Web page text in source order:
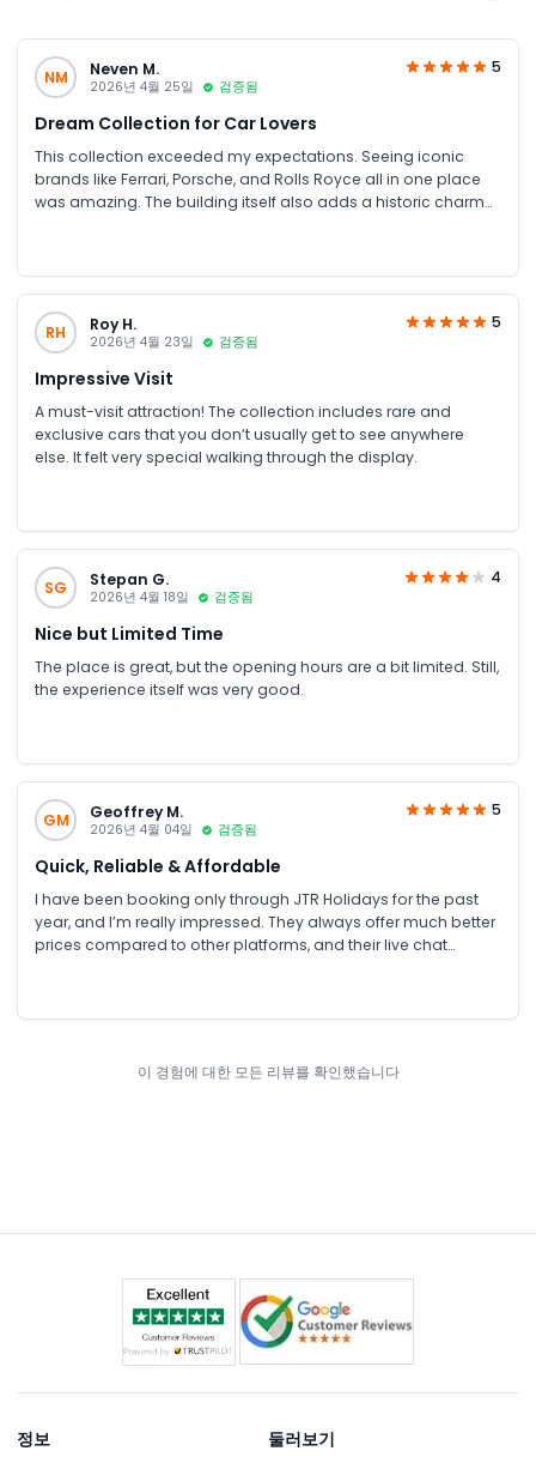
NM Neven M.
2026년 4월 25일 검증됨
5
Dream Collection for Car Lovers
This collection exceeded my expectations. Seeing iconic
brands like Ferrari, Porsche, and Rolls Royce all in one place
was amazing. The building itself also adds a historic charm
RH Roy H.
2026년 4월 23일 검증됨
5
Impressive Visit
A must-visit attraction! The collection includes rare and
exclusive cars that you don’t usually get to see anywhere
else. It felt very special walking through the display.
SG Stepan G.
2026년 4월 18일 검증됨
4
Nice but Limited Time
The place is great, but the opening hours are a bit limited. Still,
the experience itself was very good.
GM Geoffrey M.
2026년 4월 04일 검증됨
5
Quick, Reliable & Affordable
I have been booking only through JTR Holidays for the past
year, and I’m really impressed. They always offer much better
prices compared to other platforms, and their live chat
이 경험에 대한 모든 리뷰를 확인했습니다
정보 둘러보기